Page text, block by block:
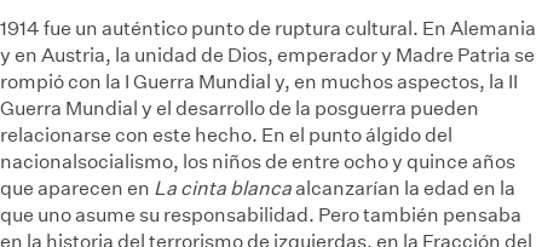
1914 fue un auténtico punto de ruptura cultural. En Alemania
y en Austria, la unidad de Dios, emperador y Madre Patria se
rompió con la I Guerra Mundial y, en muchos aspectos, la II
Guerra Mundial y el desarrollo de la posguerra pueden
relacionarse con este hecho. En el punto álgido del
nacionalsocialismo, los niños de entre ocho y quince años
que aparecen en La cinta blancaalcanzarían la edad en la
que uno asume su responsabilidad. Pero también pensaba
en la historia del terrorismo de izquierdas, en la Fracción del